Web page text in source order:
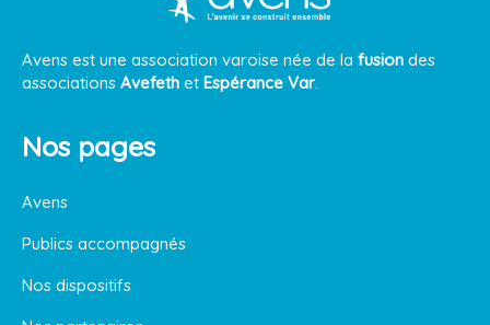
Avens est une association varoise née de la fusion des
associations Avefeth et Espérance Var.
Nos pages
Avens
Publics accompagnés
Nos dispositifs